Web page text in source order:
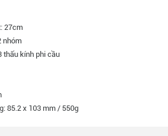
27cm
nhóm
thấu kính phi cầu
85.2 x 103 mm / 550g